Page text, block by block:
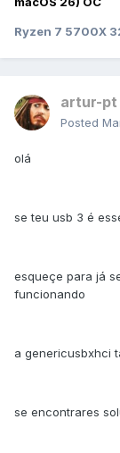
Ryzen 7 5700X
artur-pt
Posted
olá
se teu usb 3 é
esqueçe para já
funcionando
a genericusbxhci
se encontrares